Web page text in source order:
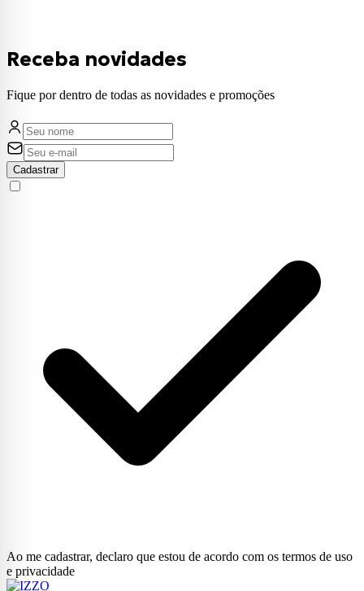
Receba novidades
Fique por dentro de todas as novidades e promoções
Cadastrar
Ao me cadastrar, declaro que estou de acordo com os termos de uso
e privacidade